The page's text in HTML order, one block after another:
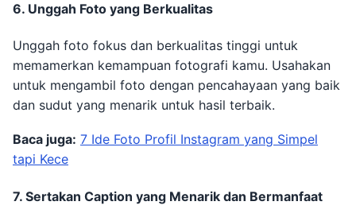
6. Unggah Foto yang Berkualitas
Unggah foto fokus dan berkualitas tinggi untuk
memamerkan kemampuan fotografi kamu. Usahakan
untuk mengambil foto dengan pencahayaan yang baik
dan sudut yang menarik untuk hasil terbaik.
Baca juga: 7 Ide Foto Profil Instagram yang Simpel
tapi Kece
7. Sertakan Caption yang Menarik dan Bermanfaat